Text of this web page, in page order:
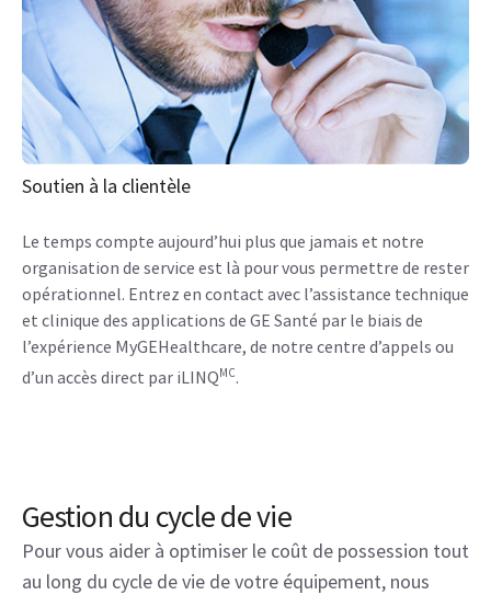
Soutien à la clientèle
Le temps compte aujourd’hui plus que jamais et notre
organisation de service est là pour vous permettre de rester
opérationnel. Entrez en contact avec l’assistance technique
et clinique des applications de GE Santé par le biais de
l’expérience MyGEHealthcare, de notre centre d’appels ou
d’un accès direct par iLINQMC.
Gestion du cycle de vie
Pour vous aider à optimiser le coût de possession tout
au long du cycle de vie de votre équipement, nous